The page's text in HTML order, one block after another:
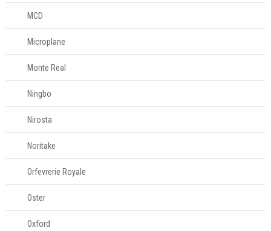
MCD
Microplane
Monte Real
Ningbo
Nirosta
Noritake
Orfevrerie Royale
Oster
Oxford